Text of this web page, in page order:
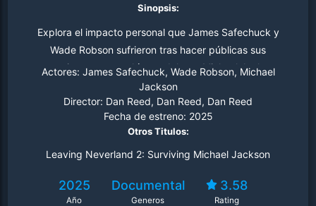
Sinopsis:
Explora el impacto personal que James Safechuck y
Wade Robson sufrieron tras hacer públicas sus
acusaciones contra el ícono del pop Michael Jackson.
Ambos hombres siguen buscando justicia mientras
enfrentan la reacción negativa de su ejército global de
fans. Con acceso exclusivo a las audiencias judiciales, el
documental muestra hasta qué punto el estate de
Jackson han luchado para evitar que Robson y
Actores: James Safechuck, Wade Robson, Michael
Jackson
Director: Dan Reed, Dan Reed, Dan Reed
Fecha de estreno: 2025
Otros Titulos:
Leaving Neverland 2: Surviving Michael Jackson
2025
Año
Documental
Generos
3.58
Rating